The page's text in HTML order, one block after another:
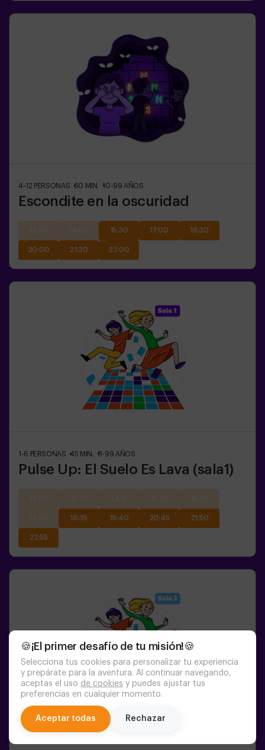
🍪¡El primer desafío de tu misión!🍪
Selecciona tus cookies para personalizar tu experiencia
y prepárate para la aventura. Al continuar navegando,
aceptas el uso de cookies y puedes ajustar tus
preferencias en cualquier momento.
Aceptar todas Rechazar
4-12 PERSONAS 60 MIN. 10-99 AÑOS
Escondite en la oscuridad
15:30 17:00 18:30
20:00 21:30 23:00
1-6 PERSONAS 45 MIN. 8-99 AÑOS
Pulse Up: El Suelo Es Lava (sala1)
18:35 19:40 20:45 21:50
22:55